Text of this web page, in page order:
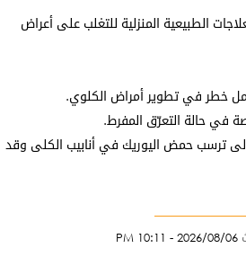
الطبيعية المنزلية للتغلب على أعراض
في حالة التعرّق المفرط.
ترسب حمض اليوريك في أنابيب الكلى وقد
2026/08/06 - 10:11 PM